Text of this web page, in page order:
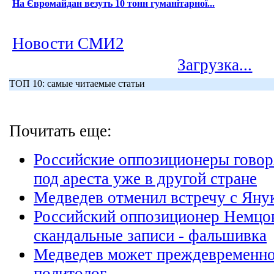
На Євромайдан везуть 10 тонн гуманітарної...
Новости СМИ2
Загрузка...
ТОП 10: самые читаемые статьи
Почитать еще:
Российские оппозиционеры
под ареста уже в другой стране
Медведев отменил встречу с
Российский оппозиционер
скандальные записи - фальшивка
Медведев может